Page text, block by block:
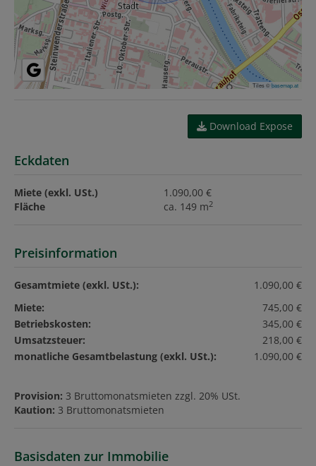
Tiles ©basemap.at
Download Expose
Eckdaten
Miete (exkl. USt.)
1.090,00 €
Fläche
ca. 149 m2
Preisinformation
Gesamtmiete (exkl. USt.):
1.090,00 €
Miete:
745,00 €
Betriebskosten:
345,00 €
Umsatzsteuer:
218,00 €
monatliche Gesamtbelastung (exkl. USt.):
1.090,00 €
Provision: 3 Bruttomonatsmieten zzgl. 20% USt.
Kaution: 3 Bruttomonatsmieten
Basisdaten zur Immobilie